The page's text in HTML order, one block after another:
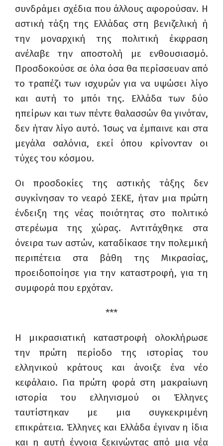
συνδράμει σχέδια που άλλους αφορούσαν. Η
αστική τάξη της Ελλάδας στη βενιζελική ή
την μοναρχική της πολιτική έκφραση
ανέλαβε την αποστολή με ενθουσιασμό.
Προσδοκούσε σε όλα όσα θα περίσσευαν από
το τραπέζι των ισχυρών για να υψώσει λίγο
και αυτή το μπόι της. Ελλάδα των δύο
ηπείρων και των πέντε θαλασσών θα γινόταν,
δεν ήταν λίγο αυτό. Ίσως να έμπαινε και στα
μεγάλα σαλόνια, εκεί όπου κρίνονταν οι
τύχες του κόσμου.
Οι προσδοκίες της αστικής τάξης δεν
συγκίνησαν το νεαρό ΣΕΚΕ, ήταν μια πρώτη
ένδειξη της νέας ποιότητας στο πολιτικό
στερέωμα της χώρας. Αντιτάχθηκε στα
όνειρα των αστών, καταδίκασε την πολεμική
περιπέτεια στα βάθη της Μικρασίας,
προειδοποίησε για την καταστροφή, για τη
συμφορά που ερχόταν.
***
Η μικρασιατική καταστροφή ολοκλήρωσε
την πρώτη περίοδο της ιστορίας του
ελληνικού κράτους και άνοιξε ένα νέο
κεφάλαιο. Για πρώτη φορά στη μακραίωνη
ιστορία του ελληνισμού οι Έλληνες
ταυτίστηκαν με μια συγκεκριμένη
επικράτεια. Έλληνες και Ελλάδα έγιναν η ίδια
και η αυτή έννοια ξεκινώντας από μια νέα